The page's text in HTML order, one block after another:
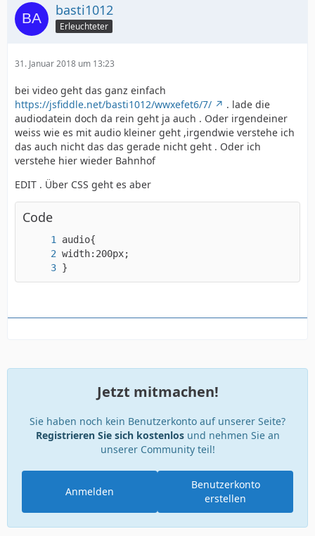
basti1012
Erleuchteter
31. Januar 2018 um 13:23
bei video geht das ganz einfach
https://jsfiddle.net/basti1012/wwxefet6/7/
. lade die
audiodatein doch da rein geht ja auch . Oder irgendeiner
weiss wie es mit audio kleiner geht ,irgendwie verstehe ich
das auch nicht das das gerade nicht geht . Oder ich
verstehe hier wieder Bahnhof
EDIT . Über CSS geht es aber
Code
}
Jetzt mitmachen!
Sie haben noch kein Benutzerkonto auf unserer Seite?
Registrieren Sie sich kostenlosund nehmen Sie an
unserer Community teil!
Benutzerkonto
erstellen
Anmelden